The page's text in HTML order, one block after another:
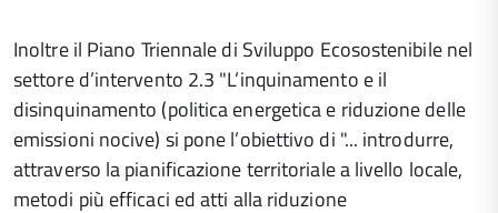
Inoltre il Piano Triennale di Sviluppo Ecosostenibile nel
settore d’intervento 2.3 "L’inquinamento e il
disinquinamento (politica energetica e riduzione delle
emissioni nocive) si pone l’obiettivo di "... introdurre,
attraverso la pianificazione territoriale a livello locale,
metodi più efficaci ed atti alla riduzione